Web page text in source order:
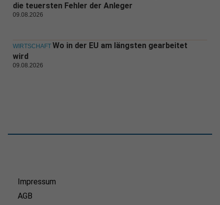
die teuersten Fehler der Anleger
09.08.2026
WIRTSCHAFT Wo in der EU am längsten gearbeitet
wird
09.08.2026
Impressum
AGB